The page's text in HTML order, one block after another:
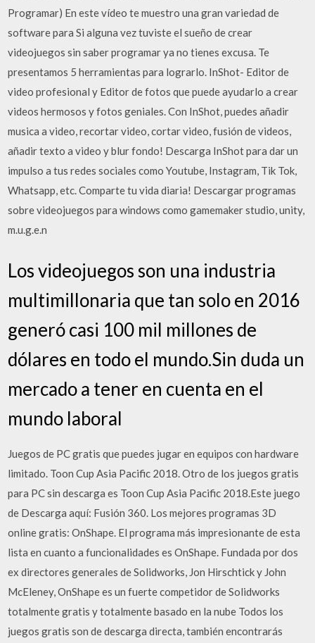
Programar) En este vídeo te muestro una gran variedad de
software para Si alguna vez tuviste el sueño de crear
videojuegos sin saber programar ya no tienes excusa. Te
presentamos 5 herramientas para lograrlo. InShot- Editor de
video profesional y Editor de fotos que puede ayudarlo a crear
videos hermosos y fotos geniales. Con InShot, puedes añadir
musica a video, recortar video, cortar video, fusión de videos,
añadir texto a video y blur fondo! Descarga InShot para dar un
impulso a tus redes sociales como Youtube, Instagram, Tik Tok,
Whatsapp, etc. Comparte tu vida diaria! Descargar programas
sobre videojuegos para windows como gamemaker studio, unity,
m.u.g.e.n
Los videojuegos son una industria
multimillonaria que tan solo en 2016
generó casi 100 mil millones de
dólares en todo el mundo.Sin duda un
mercado a tener en cuenta en el
mundo laboral
Juegos de PC gratis que puedes jugar en equipos con hardware
limitado. Toon Cup Asia Pacific 2018. Otro de los juegos gratis
para PC sin descarga es Toon Cup Asia Pacific 2018.Este juego
de Descarga aquí: Fusión 360. Los mejores programas 3D
online gratis: OnShape. El programa más impresionante de esta
lista en cuanto a funcionalidades es OnShape. Fundada por dos
ex directores generales de Solidworks, Jon Hirschtick y John
McEleney, OnShape es un fuerte competidor de Solidworks
totalmente gratis y totalmente basado en la nube Todos los
juegos gratis son de descarga directa, también encontrarás